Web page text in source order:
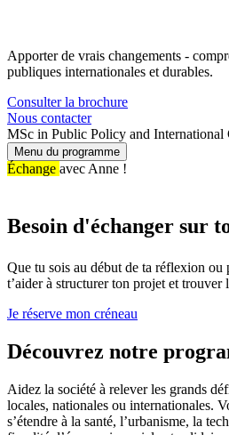
Apporter de vrais changements -
publiques internationales et durables.
Consulter la brochure
Nous contacter
MSc in Public Policy and International
Menu du programme
Échange avec Anne !
Besoin d'échanger sur
Que tu sois au début de ta réflexion ou
t’aider à structurer ton projet et
Je réserve mon créneau
Découvrez notre
Aidez la société à relever les grands
locales, nationales ou internationales.
s’étendre à la santé, l’urbanisme, la